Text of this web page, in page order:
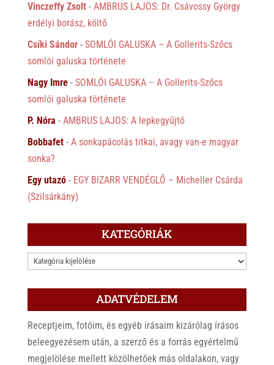
Vinczeffy Zsolt- AMBRUS LAJOS: Dr. Csávossy György
erdélyi borász, költő
Csíki Sándor- SOMLÓI GALUSKA – A Gollerits-Szőcs
somlói galuska története
Nagy Imre- SOMLÓI GALUSKA – A Gollerits-Szőcs
somlói galuska története
P. Nóra - AMBRUS LAJOS: A lepkegyűjtő
Bobbafet- A sonkapácolás titkai, avagy van-e magyar
sonka?
Egy utazó- EGY BIZARR VENDÉGLŐ – Micheller Csárda
(Szilsárkány)
KATEGÓRIÁK
KATEGÓRIÁK
ADATVÉDELEM
Receptjeim, fotóim, és egyéb írásaim kizárólag írásos
beleegyezésem után, a szerző és a forrás egyértelmű
megjelölése mellett közölhetőek más oldalakon, vagy